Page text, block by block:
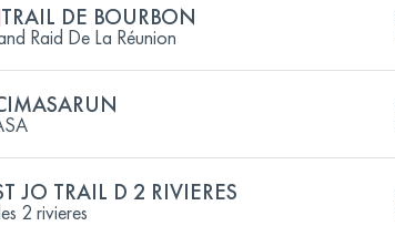
TRAIL DE BOURBON
Raid De La Réunion
JO TRAIL D 2 RIVIERES
2 rivieres